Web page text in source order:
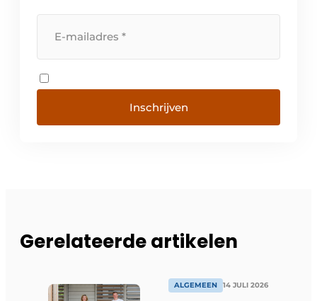
Inschrijven
Gerelateerde artikelen
ALGEMEEN 14 JULI 2026